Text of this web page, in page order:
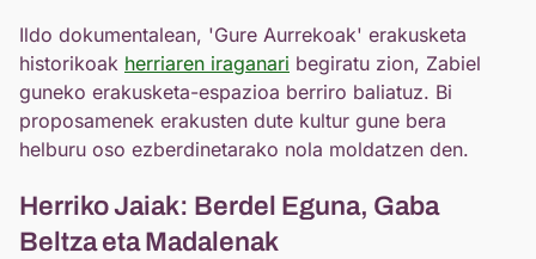
Ildo dokumentalean, 'Gure Aurrekoak' erakusketa
historikoak herriaren iraganari begiratu zion, Zabiel
guneko erakusketa-espazioa berriro baliatuz. Bi
proposamenek erakusten dute kultur gune bera
helburu oso ezberdinetarako nola moldatzen den.
Herriko Jaiak: Berdel Eguna, Gaba
Beltza eta Madalenak